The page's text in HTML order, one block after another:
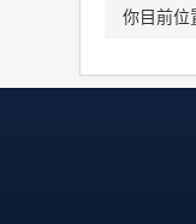
你目前位